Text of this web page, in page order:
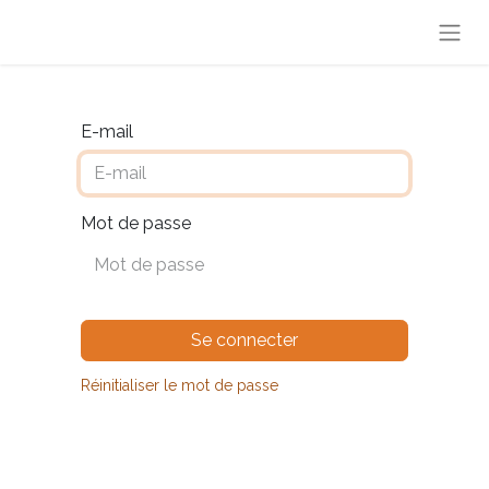
E-mail
Mot de passe
Se connecter
Réinitialiser le mot de passe